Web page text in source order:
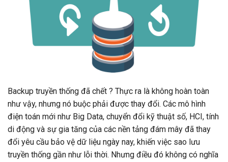
Backup truyền thống đã chết ? Thực ra là không hoàn toàn
như vậy, nhưng nó buộc phải được thay đổi. Các mô hình
điện toán mới như Big Data, chuyển đổi kỹ thuật số, HCI, tính
di động và sự gia tăng của các nền tảng đám mây đã thay
đổi yêu cầu bảo vệ dữ liệu ngày nay, khiến việc sao lưu
truyền thống gần như lỗi thời. Nhưng điều đó không có nghĩa